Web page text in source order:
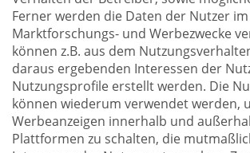
Ferner werden die Daten der Nutzer
Marktforschungs- und Werbezwecke
können z.B. aus dem
daraus ergebenden Interessen der
Nutzungsprofile erstellt werden. Die
können wiederum verwendet werden,
Werbeanzeigen innerhalb und
Plattformen zu schalten, die